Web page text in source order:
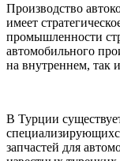
Производство
имеет
промышленности
автомобильного
на внутреннем, так
В Турции
запчастей для